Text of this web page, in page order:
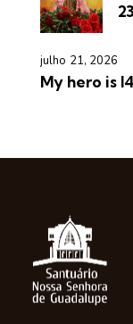
julho 21, 2026
My hero is